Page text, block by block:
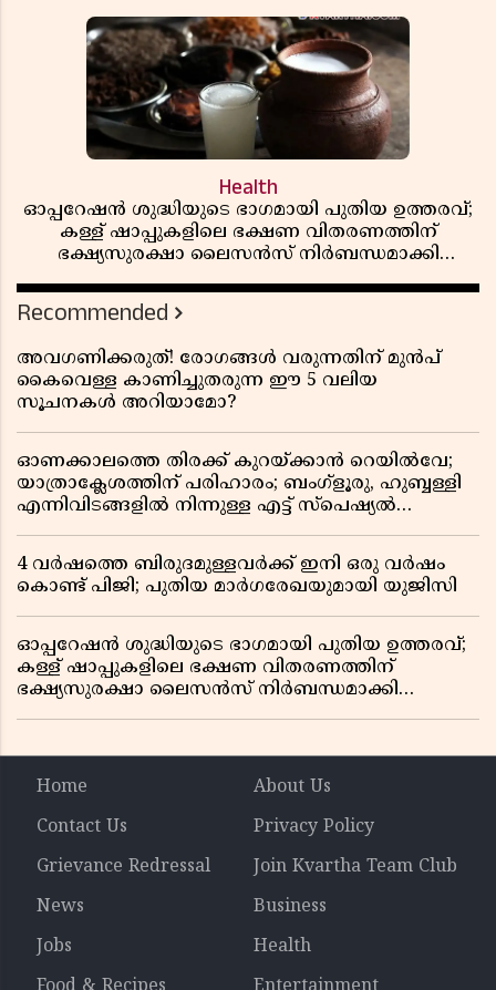
Health
ഓപ്പറേഷൻ ശുദ്ധിയുടെ ഭാഗമായി പുതിയ ഉത്തരവ്;
കള്ള് ഷാപ്പുകളിലെ ഭക്ഷണ വിതരണത്തിന്
ഭക്ഷ്യസുരക്ഷാ ലൈസൻസ് നിർബന്ധമാക്കി
Recommended
അവഗണിക്കരുത്! രോഗങ്ങൾ വരുന്നതിന് മുൻപ്
കൈവെള്ള കാണിച്ചുതരുന്ന ഈ 5 വലിയ
സൂചനകൾ അറിയാമോ?
ഓണക്കാലത്തെ തിരക്ക് കുറയ്ക്കാൻ റെയിൽവേ;
യാത്രാക്ലേശത്തിന് പരിഹാരം; ബംഗ്ളൂരു, ഹുബ്ബള്ളി
എന്നിവിടങ്ങളിൽ നിന്നുള്ള എട്ട് സ്പെഷ്യൽ
4 വർഷത്തെ ബിരുദമുള്ളവർക്ക് ഇനി ഒരു വർഷം
കൊണ്ട് പിജി; പുതിയ മാർഗരേഖയുമായി യുജിസി
ഓപ്പറേഷൻ ശുദ്ധിയുടെ ഭാഗമായി പുതിയ ഉത്തരവ്;
കള്ള് ഷാപ്പുകളിലെ ഭക്ഷണ വിതരണത്തിന്
ഭക്ഷ്യസുരക്ഷാ ലൈസൻസ് നിർബന്ധമാക്കി
Home
About Us
Contact Us
Privacy Policy
Grievance Redressal
Join Kvartha Team Club
News
Business
Jobs
Health